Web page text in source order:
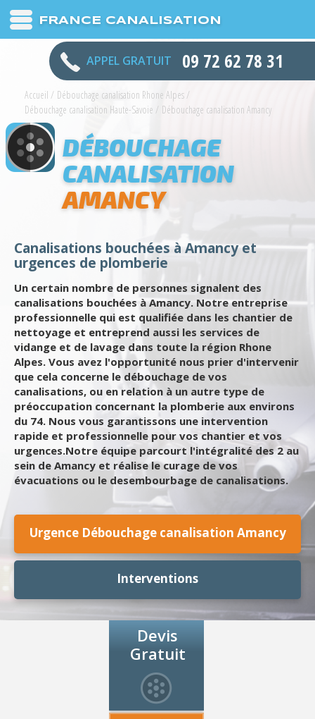
FRANCE CANALISATION
APPEL GRATUIT 09 72 62 78 31
Accueil / Débouchage canalisation Rhone Alpes/
Débouchage canalisation Haute-Savoie / Débouchage canalisation Amancy
DÉBOUCHAGE
CANALISATION
AMANCY
Canalisations bouchées à Amancy et
urgences de plomberie
Un certain nombre de personnes signalent des
canalisations bouchées à Amancy. Notre entreprise
professionnelle qui est qualifiée dans les chantier de
nettoyage et entreprend aussi les services de
vidange et de lavage dans toute la région Rhone
Alpes. Vous avez l'opportunité nous prier d'intervenir
que cela concerne le débouchage de vos
canalisations, ou en relation à un autre type de
préoccupation concernant la plomberie aux environs
du 74. Nous vous garantissons une intervention
rapide et professionnelle pour vos chantier et vos
urgences.Notre équipe parcourt l'intégralité des 2 au
sein de Amancy et réalise le curage de vos
évacuations ou le desembourbage de canalisations.
Urgence Débouchage canalisation Amancy
Interventions
Devis
Gratuit